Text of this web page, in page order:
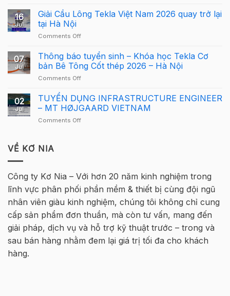
dẫn
cho
người
Bố
Cơ
Giải
Giải
Cầu
Lông
Nam
2026
16
Jul
Giải Cầu Lông Tekla Việt Nam 2026 quay trở lại
tại Hà Nội
Comments Offon
Cầu
Lông
Tekla
Việt
2026
quay
07
Jul
Thông báo tuyển sinh – Khóa học Tekla Cơ
bản Bê Tông Cốt thép 2026 – Hà Nội
Comments Offon
báo
tuyển
sinh
–
Bê
Cốt
thép
2026
Hà
02
Jul
TUYỂN DỤNG INFRASTRUCTURE ENGINEER
– MT HØJGAARD VIETNAM
Comments Offon
MT
HØJGAARD
VIETNAM
VỀ KƠ NIA
Công ty Kơ Nia – Với hơn 20 năm kinh nghiệm trong
lĩnh vực phân phối phần mềm & thiết bị cùng đội ngũ
nhân viên giàu kinh nghiệm, chúng tôi không chỉ cung
cấp sản phẩm đơn thuần, mà còn tư vấn, mang đến
giải pháp, dịch vụ và hỗ trợ kỹ thuật trước – trong và
sau bán hàng nhằm đem lại giá trị tối đa cho khách
hàng.